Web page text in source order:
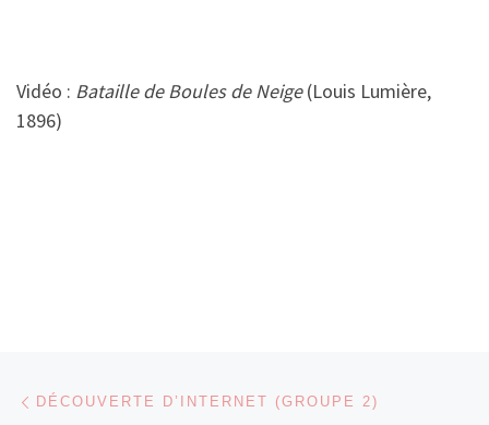
Vidéo : Bataille de Boules de Neige(Louis Lumière,
1896)
Parcourir les articles
DÉCOUVERTE D’INTERNET (GROUPE 2)